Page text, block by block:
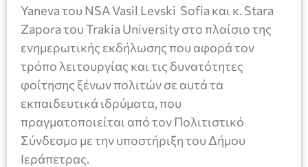
Yaneva του NSA Vasil Levski Sofia και κ. Stara
Zapora του Trakia University στο πλαίσιο της
ενημερωτικής εκδήλωσης που αφορά τον
τρόπο λειτουργίας και τις δυνατότητες
φοίτησης ξένων πολιτών σε αυτά τα
εκπαιδευτικά ιδρύματα, που
πραγματοποιείται από τον Πολιτιστικό
Σύνδεσμο με την υποστήριξη του Δήμου
Ιεράπετρας.